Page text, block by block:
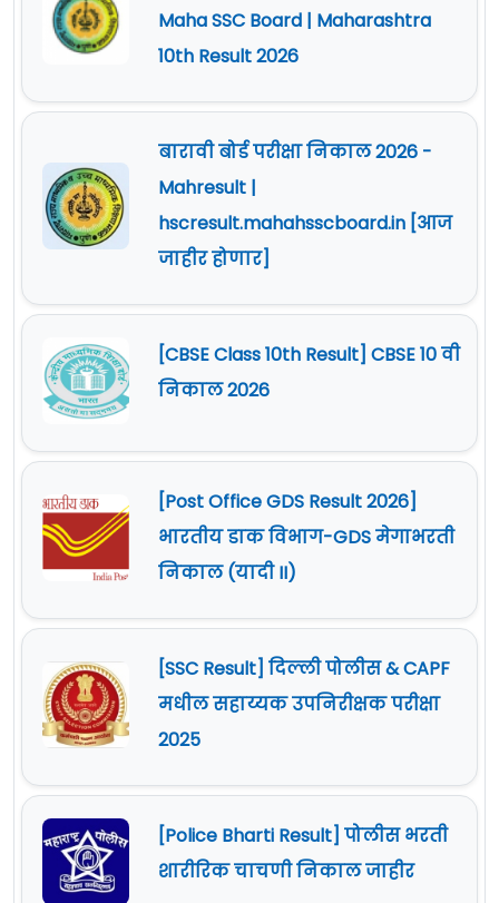
Maha SSC Board | Maharashtra
10th Result 2026
बारावी बोर्ड परीक्षा निकाल 2026 -
Mahresult |
hscresult.mahahsscboard.in [आज
जाहीर होणार]
[CBSE Class 10th Result] CBSE 10 वी
निकाल 2026
[Post Office GDS Result 2026]
भारतीय डाक विभाग-GDS मेगाभरती
निकाल (यादी II)
[SSC Result] दिल्ली पोलीस & CAPF
मधील सहाय्यक उपनिरीक्षक परीक्षा
2025
[Police Bharti Result] पोलीस भरती
शारीरिक चाचणी निकाल जाहीर